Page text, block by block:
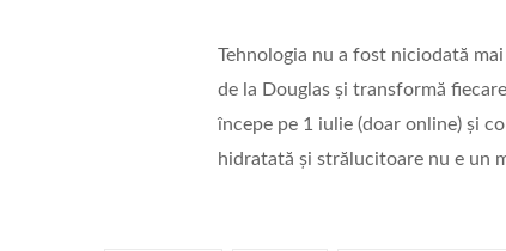
Tehnologia nu a fost niciodată
de la Douglas și transformă
începe pe 1 iulie (doar online) și
hidratată și strălucitoare nu e un